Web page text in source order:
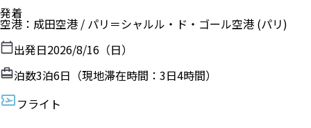
発着
空港 ： 成田空港 / パリ＝シャルル・ド・ゴール空港 (パリ)
出発日2026/8/16（日）
泊数3泊6日（現地滞在時間： 3日4時間）
フライト